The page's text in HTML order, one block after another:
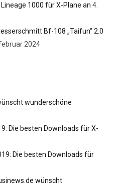
1000 für X-Plane an 4.
Bf-108 „Taifun“ 2.0
2024
wunderschöne
Die besten Downloads für X-
Die besten Downloads für
wünscht